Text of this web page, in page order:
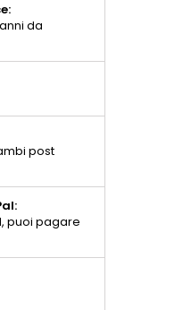
da
post
puoi pagare